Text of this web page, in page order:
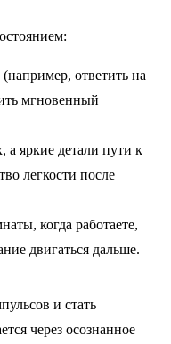
ответить на
мгновенный
а яркие детали пути к
легкости после
когда работаете,
двигаться дальше.
и стать
через осознанное